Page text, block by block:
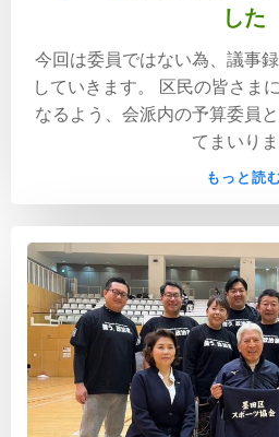
した
今回は委員ではない為、議事
していきます。 区民の皆さま
なるよう、会派内の予算委員
てまいり
もっと読